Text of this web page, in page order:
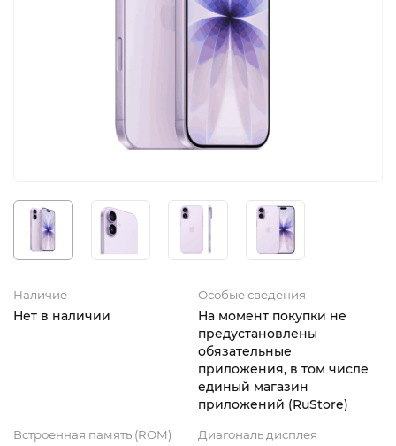
Все категории (12)
Все категории (9)
AirTag
HomePod
Все категории (17)
Наличие
Нет в наличии
Особые сведения
На момент покупки не
предустановлены
обязательные
приложения, в том числе
единый магазин
приложений (RuStore)
Встроенная память (ROM) Диагональ дисплея